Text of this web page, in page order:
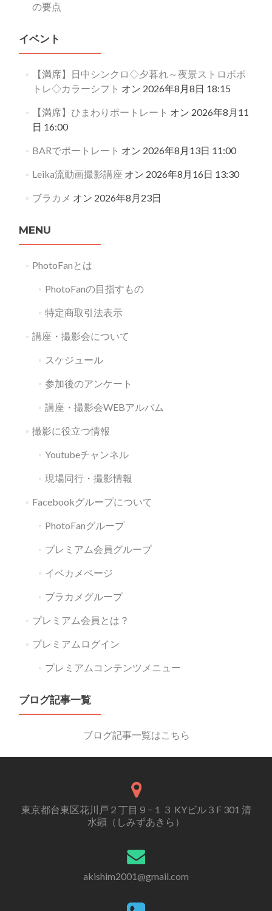
の要点
イベント
【満席】日中シンクロ◇夕暮れ～夜景ストロボポ
トレ◇カラーシフト オン 2026年8月8日 18:15
【満席】ひまわりポートレート オン 2026年8月11
日 16:00
BARでポートレート オン 2026年8月13日 11:00
Leika流動画撮影講座 オン 2026年8月16日 13:30
ブラカメ オン 2026年8月23日
MENU
PhotoFanとは
PhotoFanの目指すもの
特定商取引法表示
講座・撮影会について
スケジュール
参加後のアンケート
講座・撮影会WEBアルバム
撮影に役立つ情報
Youtubeチャンネル
現場同行・撮影情報
Facebookグループについて
PhotoFanグループ
プレミアム会員グループ
イベカメページ
ブラカメグループ
プレミアム会員とは？
プレミアムログイン
プレミアムコンテンツメニュー
ブログ記事一覧
ブログ記事一覧はこちら
東京都台東区花川戸２丁目９−１３ KYビル３F 301 清
水顕（しみずあきら）
akishim2001@gmail.com